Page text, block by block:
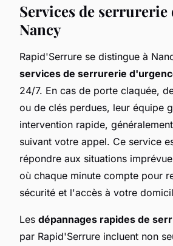
Services de serrurerie
Nancy
Rapid'Serrure se distingue à
services de serrurerie
24/7. En cas de porte claquée,
ou de clés perdues, leur équipe
intervention rapide,
suivant votre appel. Ce service
répondre aux situations
où chaque minute compte pour
sécurité et l'accès à votre
Les dépannages rapides de
par Rapid'Serrure incluent non